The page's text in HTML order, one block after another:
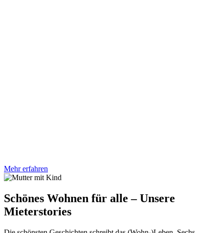
Mehr erfahren
Schönes Wohnen für alle – Unsere
Mieterstories